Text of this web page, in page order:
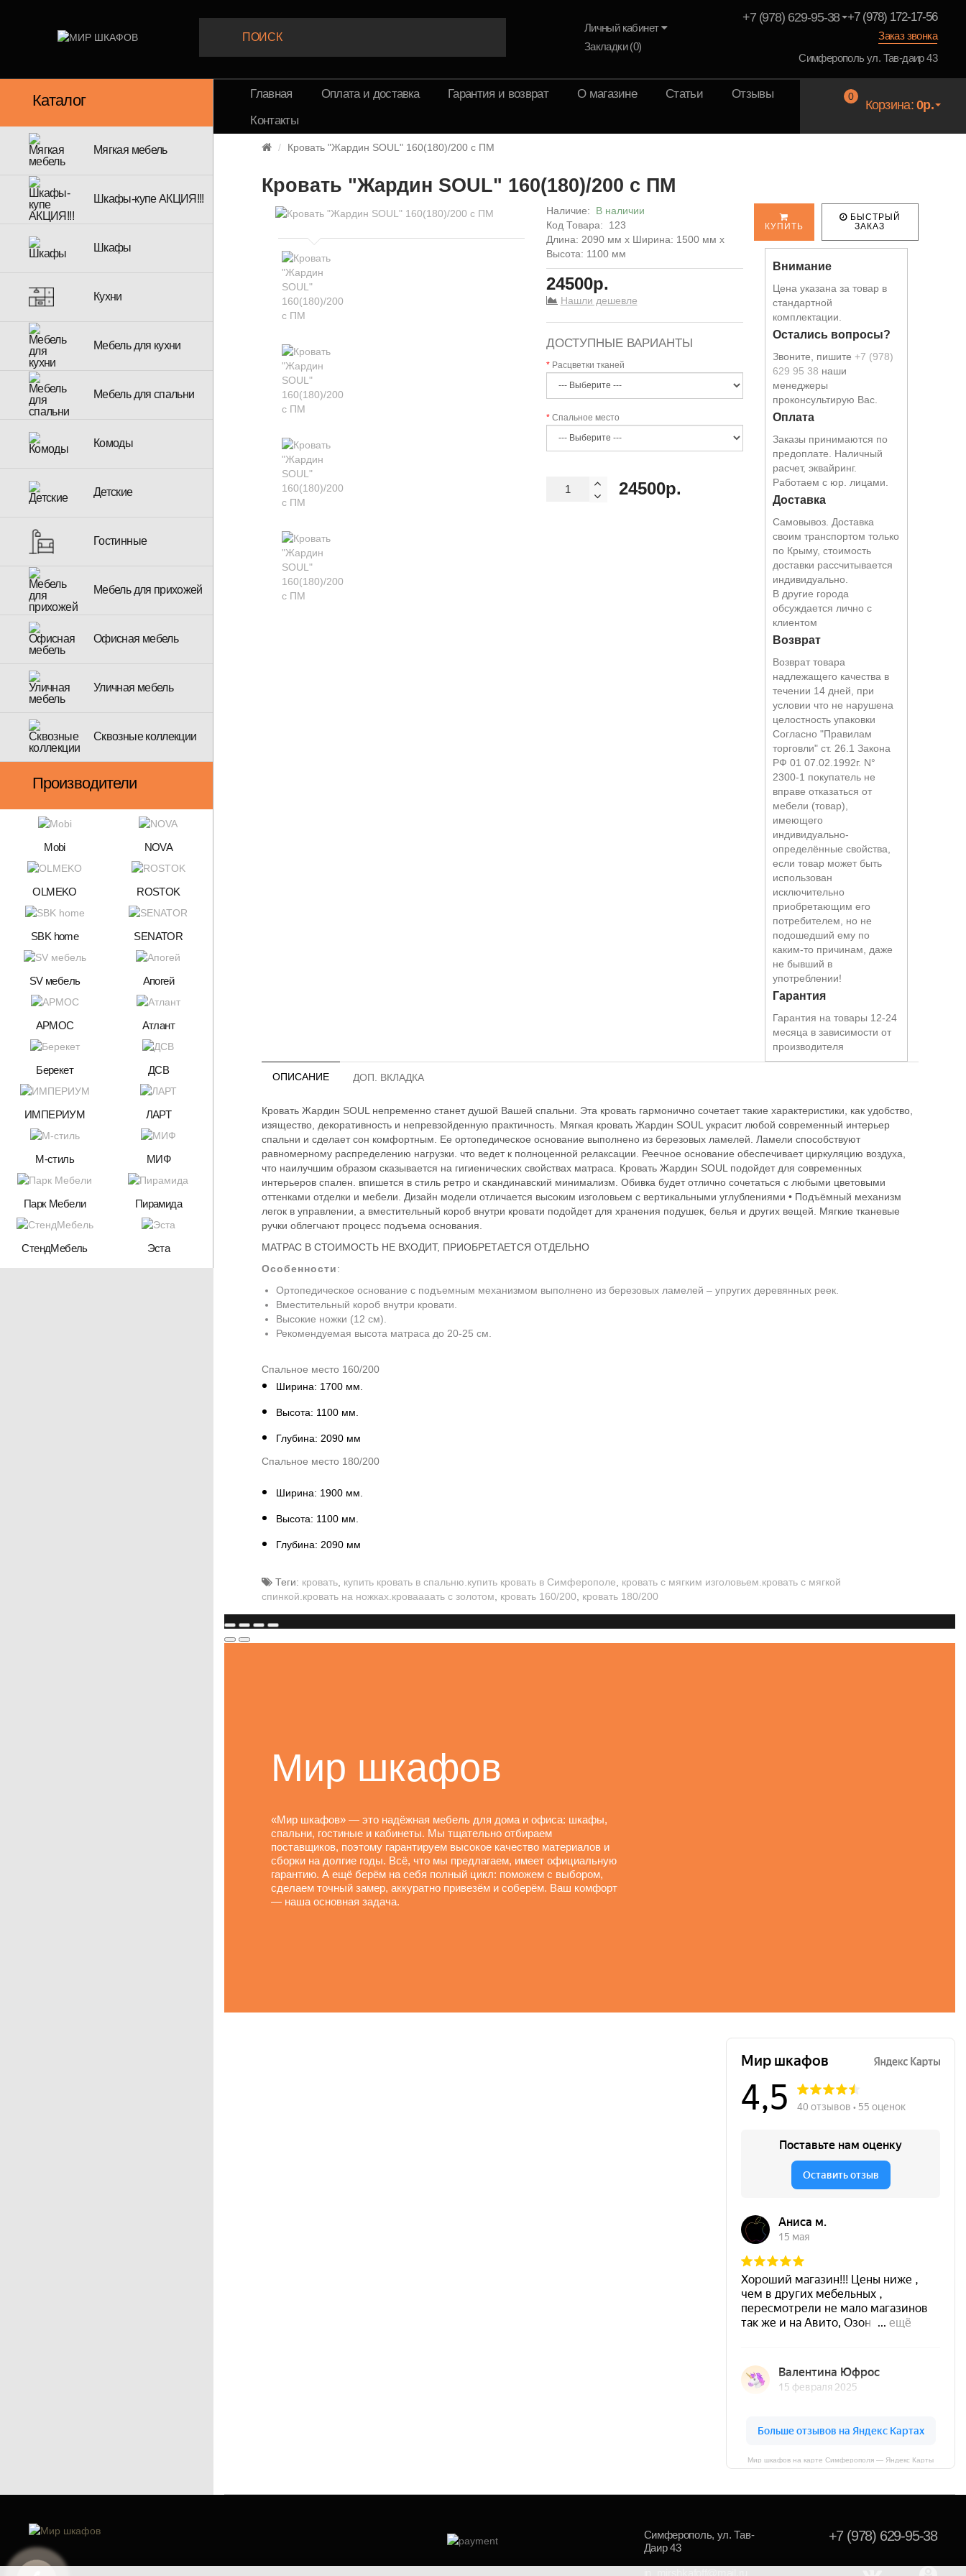
Личный кабинет
Закладки (0)
+7 (978) 629-95-38 +7 (978) 172-17-56
Заказ звонка
Симферополь ул. Тав-даир 43
Каталог
Мягкая мебель
Шкафы-купе АКЦИЯ!!!
Шкафы
Кухни
Мебель для кухни
Мебель для спальни
Комоды
Детские
Гостинные
Мебель для прихожей
Офисная мебель
Уличная мебель
Сквозные коллекции
Производители
Mobi NOVA
OLMEKO ROSTOK
SBK home SENATOR
SV мебель Апогей
АРМОС Атлант
Берекет ДСВ
ИМПЕРИУМ ЛАРТ
М-стиль МИФ
Парк Мебели Пирамида
СтендМебель Эста
Главная Оплата и доставка Гарантия и возврат О магазине Статьи
Отзывы
Контакты
0
Корзина:0р.
Кровать "Жардин SOUL" 160(180)/200 с ПМ
Кровать "Жардин SOUL" 160(180)/200 с ПМ
Наличие: В наличии
Код Товара:
123
Длина: 2090 мм x Ширина: 1500 мм x
Высота: 1100 мм
24500р.
Нашли дешевле
ДОСТУПНЫЕ ВАРИАНТЫ
Расцветки тканей
Спальное место
24500р.
КУПИТЬ
БЫСТРЫЙ
ЗАКАЗ
Внимание
Цена указана за товар в
стандартной
комплектации.
Остались вопросы?
Звоните, пишите+7 (978)
629 95 38 наши
менеджеры
проконсультирую Вас.
Оплата
Заказы принимаются по
предоплате. Наличный
расчет, эквайринг.
Работаем с юр. лицами.
Доставка
Самовывоз. Доставка
своим транспортом только
по Крыму, стоимость
доставки рассчитывается
индивидуально.
В другие города
обсуждается лично с
клиентом
Возврат
Возврат товара
надлежащего качества в
течении 14 дней, при
условии что не нарушена
целостность упаковки
Согласно "Правилам
торговли" ст. 26.1 Закона
РФ 01 07.02.1992г. N°
2300-1 покупатель не
вправе отказаться от
мебели (товар),
имеющего
индивидуально-
определённые свойства,
если товар может быть
использован
исключительно
приобретающим его
потребителем, но не
подошедший eмy по
каким-то причинам, даже
не бывший в
употреблении!
Гарантия
Гарантия на товары 12-24
месяца в зависимости от
производителя
ОПИСАНИЕ ДОП. ВКЛАДКА
Кровать Жардин SOUL непременно станет душой Вашей спальни. Эта кровать гармонично сочетает такие характеристики, как удобство,
изящество, декоративность и непревзойденную практичность. Мягкая кровать Жардин SOUL украсит любой современный интерьер
спальни и сделает сон комфортным. Ее ортопедическое основание выполнено из березовых ламелей. Ламели способствуют
равномерному распределению нагрузки. что ведет к полноценной релаксации. Реечное основание обеспечивает циркуляцию воздуха,
что наилучшим образом сказывается на гигиенических свойствах матраса. Кровать Жардин SOUL подойдет для современных
интерьеров спален. впишется в стиль ретро и скандинавский минимализм. Обивка будет отлично сочетаться с любыми цветовыми
оттенками отделки и мебели. Дизайн модели отличается высоким изголовьем с вертикальными углублениями • Подъёмный механизм
легок в управлении, а вместительный короб внутри кровати подойдет для хранения подушек, белья и других вещей. Мягкие тканевые
ручки облегчают процесс подъема основания.
МАТРАС В СТОИМОСТЬ НЕ ВХОДИТ, ПРИОБРЕТАЕТСЯ ОТДЕЛЬНО
Особенности:
Ортопедическое основание с подъемным механизмом выполнено из березовых ламелей – упругих деревянных реек.
Вместительный короб внутри кровати.
Высокие ножки (12 см).
Рекомендуемая высота матраса до 20-25 см.
Спальное место 160/200
Ширина: 1700 мм.
Высота: 1100 мм.
Глубина: 2090 мм
Спальное место 180/200
Ширина: 1900 мм.
Высота: 1100 мм.
Глубина: 2090 мм
Теги: кровать, купить кровать в спальню.купить кровать в Симферополе
кровать с мягким изголовьем.кровать с мягкой
спинкой.кровать на ножках.кроваааать с золотом
кровать 160/200 кровать 180/200
Мир шкафов
«Мир шкафов» — это надёжная мебель для дома и офиса: шкафы,
спальни, гостиные и кабинеты. Мы тщательно отбираем
поставщиков, поэтому гарантируем высокое качество материалов и
сборки на долгие годы. Всё, что мы предлагаем, имеет официальную
гарантию. А ещё берём на себя полный цикл: поможем с выбором,
сделаем точный замер, аккуратно привезём и соберём. Ваш комфорт
— наша основная задача.
Мир шкафов на карте Симферополя — Яндекс Карты
Симферополь, ул. Тав-
Даир 43
+7 (978) 629-95-38